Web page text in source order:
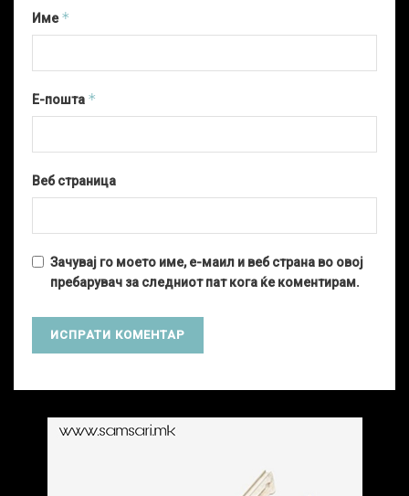
Име*
Е-пошта *
Веб страница
Зачувај го моето име, е-маил и веб страна во овој
пребарувач за следниот пат кога ќе коментирам.